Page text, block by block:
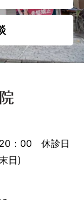
：00 休診日
日)